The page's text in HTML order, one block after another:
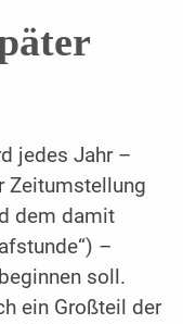
jedes Jahr –
Zeitumstellung
dem damit
–
soll.
ein Großteil der